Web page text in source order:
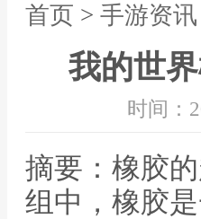
首页 > 手游资讯
我的世
时间：
摘要：橡胶
组中，橡胶